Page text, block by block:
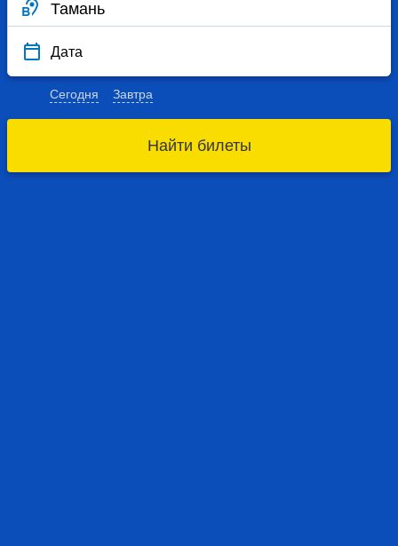
Дата
Сегодня Завтра
Найти билеты